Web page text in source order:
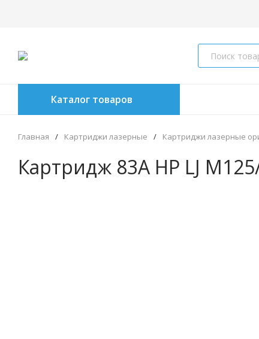
Каталог товаров
Главная / Картриджи лазерные / Картриджи лазерные
Картридж 83A HP LJ